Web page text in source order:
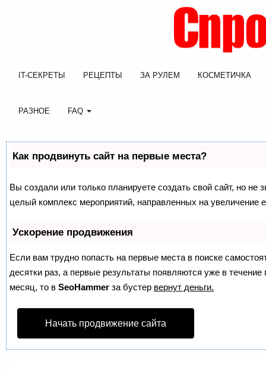
IT-СЕКРЕТЫ РЕЦЕПТЫ ЗА РУЛЕМ КОСМЕТИЧКА
РАЗНОЕ FAQ
Как продвинуть сайт на первые места?
Вы создали или только планируете создать свой сайт, но не
целый комплекс мероприятий, направленных на увеличение
Ускорение продвижения
Если вам трудно попасть на первые места в поиске
десятки раз, а первые результаты появляются уже в
месяц, то в SeoHammer за бустер вернут деньги.
Начать продвижение сайта